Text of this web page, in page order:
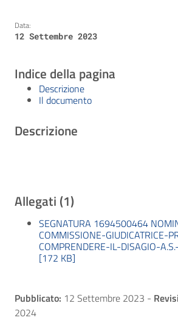
Data:
12 Settembre 2023
Indice della pagina
Descrizione
Il documento
Descrizione
Allegati (1)
SEGNATURA 1694500464
COMMISSIONE-GIUDICATRICE-
COMPRENDERE-IL-DISAGIO-
[172 KB]
Pubblicato: 12 Settembre 2023 -
2024